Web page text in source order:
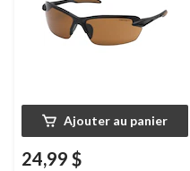
Ajouter au panier
24,99 $